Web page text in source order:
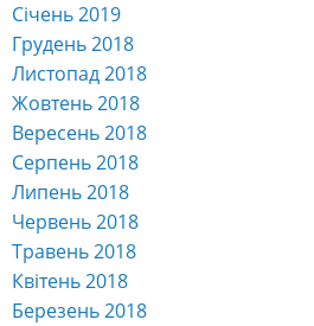
Січень 2019
Грудень 2018
Листопад 2018
Жовтень 2018
Вересень 2018
Серпень 2018
Липень 2018
Червень 2018
Травень 2018
Квітень 2018
Березень 2018